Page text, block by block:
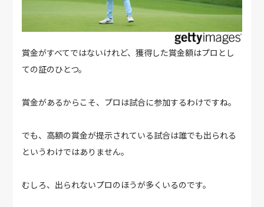
賞金がすべてではないけれど、獲得した賞金額はプロとし
ての証のひとつ。
賞金があるからこそ、プロは試合に参加するわけですね。
でも、高額の賞金が提示されている試合は誰でも出られる
というわけではありません。
むしろ、出られないプロのほうが多くいるのです。